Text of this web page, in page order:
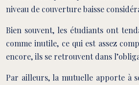
niveau de couverture baisse
Bien souvent, les étudiants ont
comme inutile, ce qui est assez
encore, ils se retrouvent dans
Par ailleurs, la mutuelle apporte à